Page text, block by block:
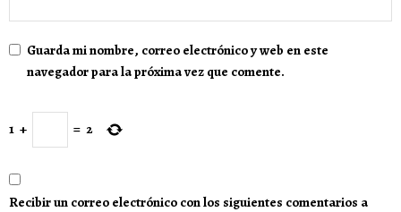
Guarda mi nombre, correo electrónico y web en este
navegador para la próxima vez que comente.
1 + = 2
Recibir un correo electrónico con los siguientes comentarios a